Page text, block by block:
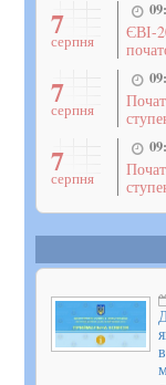
7
серпня
ЄВІ-
7
серпня
7
серпня